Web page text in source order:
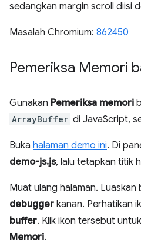
sedangkan margin scroll diisi
Masalah Chromium: 862450
Pemeriksa Memori
Gunakan Pemeriksa memori
ArrayBuffer di JavaScript,
Buka halaman demo ini. Di
demo-js.js, lalu tetapkan titik
Muat ulang halaman. Luaskan
debugger kanan. Perhatikan
buffer. Klik ikon tersebut
Memori.